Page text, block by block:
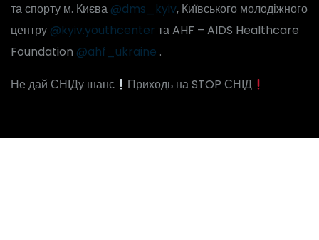
та спорту м. Києва @dms_kyiv, Київського молодіжного
центру @kyiv.youthcenter та AHF – AIDS Healthcare
Foundation @ahf_ukraine .
Не дай СНІДу шанс
Приходь на STOP СНІД